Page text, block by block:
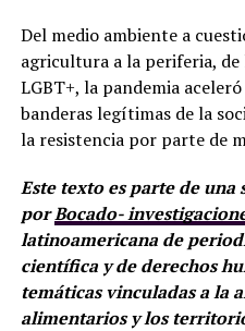
Del medio ambiente a
agricultura a la periferia,
LGBT+, la pandemia
banderas legítimas de la
la resistencia por parte de
Este texto es parte de una
porBocado-
latinoamericana de
científica y de derechos
temáticas vinculadas a la
alimentarios y los